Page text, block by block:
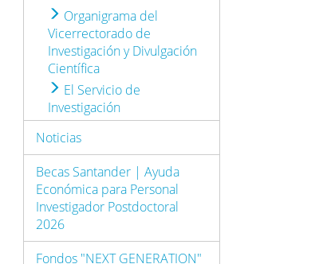
Organigrama del
Vicerrectorado de
Investigación y Divulgación
Científica
El Servicio de
Investigación
Noticias
Becas Santander | Ayuda
Económica para Personal
Investigador Postdoctoral
2026
Fondos "NEXT GENERATION"